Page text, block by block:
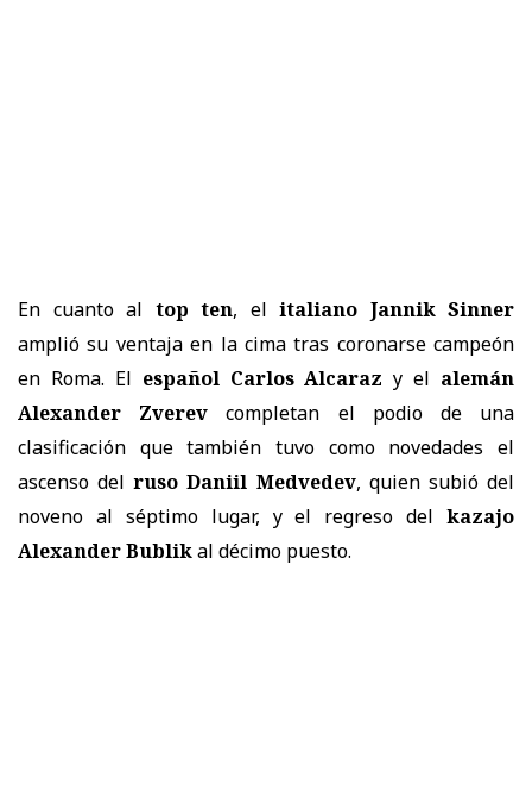
En cuanto al top ten, el italiano Jannik Sinner
amplió su ventaja en la cima tras coronarse campeón
en Roma. El español Carlos Alcaraz y el alemán
Alexander Zverev completan el podio de una
clasificación que también tuvo como novedades el
ascenso delruso Daniil Medvedev, quien subió del
noveno al séptimo lugar, y el regreso del kazajo
Alexander Bublikal décimo puesto.